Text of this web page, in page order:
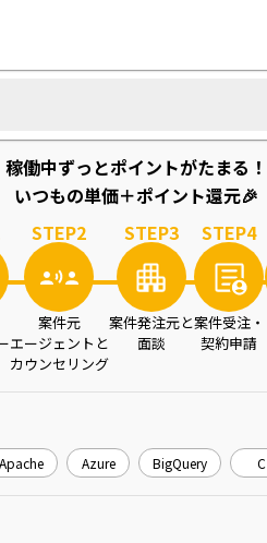
稼働中ずっとポイントがたまる！
いつもの単価＋ポイント還元🎉
STEP2
案件元
エージェントと
カウンセリング
STEP3
案件発注元と
面談
STEP4
案件受注・
契約申請
Apache Azure BigQuery C